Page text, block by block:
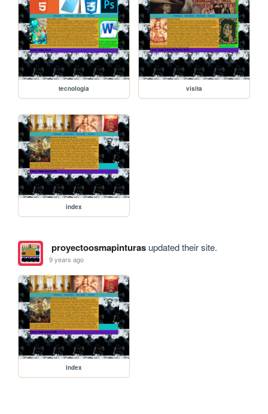
tecnologia visita
index
proyectoosmapinturasupdated their site.
9 years ago
index